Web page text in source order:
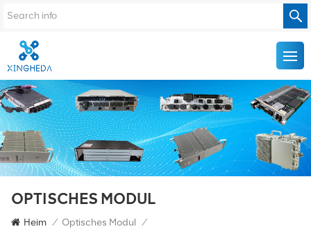
OPTISCHES MODUL
Heim / Optisches Modul /